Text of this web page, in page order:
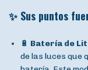
✨ Sus puntos
🔋 Batería de
de las luces que